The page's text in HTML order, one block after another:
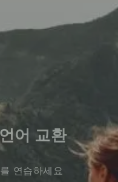
어 교환
연습하세요